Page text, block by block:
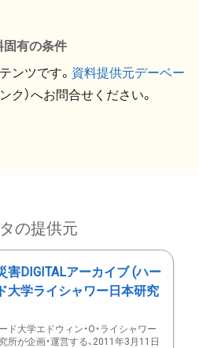
固有の条件
ンツです。 資料提供元デーベー
ク）へお問合せください。
の提供元
害DIGITALアーカイブ (ハー
大学ライシャワー日本研究
ド大学エドウィン・O・ライシャワー
所が企画・運営する、2011年3月11日